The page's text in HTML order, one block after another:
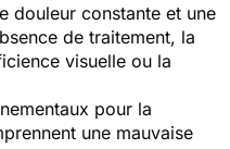
douleur constante et une
de traitement, la
visuelle ou la
pour la
une mauvaise